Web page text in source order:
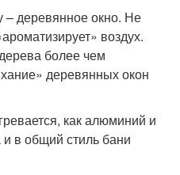
деревянное окно. Не
воздух.
более чем
деревянных окон
как алюминий и
и в общий стиль бани